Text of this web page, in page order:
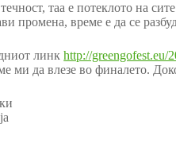
таа е потеклото на
промена, време е да се
линкhttp://greengofest.eu/
ми да влезе во финалето.